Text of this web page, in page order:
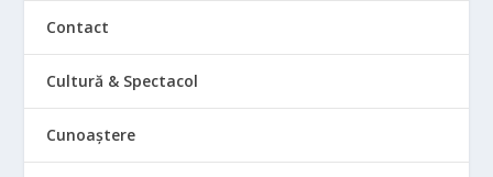
Contact
Cultură & Spectacol
Cunoaștere